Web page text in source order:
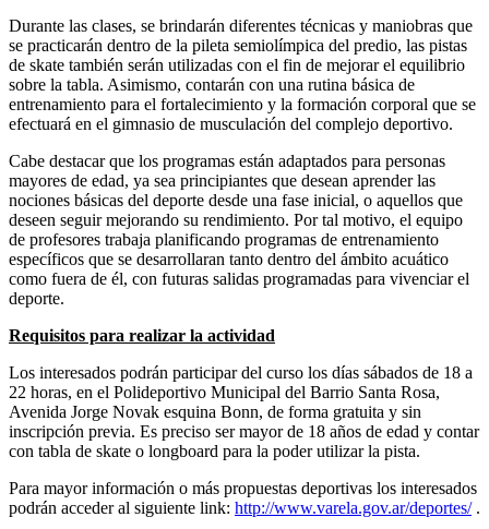
Durante las clases, se brindarán diferentes técnicas y maniobras que
se practicarán dentro de la pileta semiolímpica del predio, las pistas
de skate también serán utilizadas con el fin de mejorar el equilibrio
sobre la tabla. Asimismo, contarán con una rutina básica de
entrenamiento para el fortalecimiento y la formación corporal que se
efectuará en el gimnasio de musculación del complejo deportivo.
Cabe destacar que los programas están adaptados para personas
mayores de edad, ya sea principiantes que desean aprender las
nociones básicas del deporte desde una fase inicial, o aquellos que
deseen seguir mejorando su rendimiento. Por tal motivo, el equipo
de profesores trabaja planificando programas de entrenamiento
específicos que se desarrollaran tanto dentro del ámbito acuático
como fuera de él, con futuras salidas programadas para vivenciar el
deporte.
Requisitos para realizar la actividad
Los interesados podrán participar del curso los días sábados de 18 a
22 horas, en el Polideportivo Municipal del Barrio Santa Rosa,
Avenida Jorge Novak esquina Bonn, de forma gratuita y sin
inscripción previa. Es preciso ser mayor de 18 años de edad y contar
con tabla de skate o longboard para la poder utilizar la pista.
Para mayor información o más propuestas deportivas los interesados
podrán acceder al siguiente link: http://www.varela.gov.ar/deportes/.